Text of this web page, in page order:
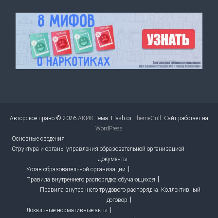
Авторское право © 2026 АКИК Тема: Flash отThemeGrill . Сайт работает на
WordPress
Основные сведения
Структура и органы управления образовательной организацией
Документы
Устав образовательной организации
Правила внутреннего распорядка обучающихся
Правила внутреннего трудового распорядка. Коллективный
договор
Локальные нормативные акты